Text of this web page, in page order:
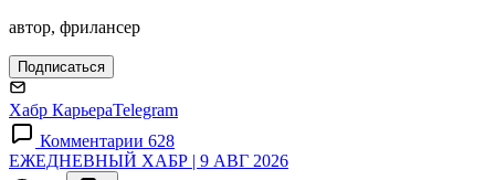
автор, фрилансер
Подписаться
Хабр КарьераTelegram
Комментарии 628
ЕЖЕДНЕВНЫЙ ХАБР | 9 АВГ 2026